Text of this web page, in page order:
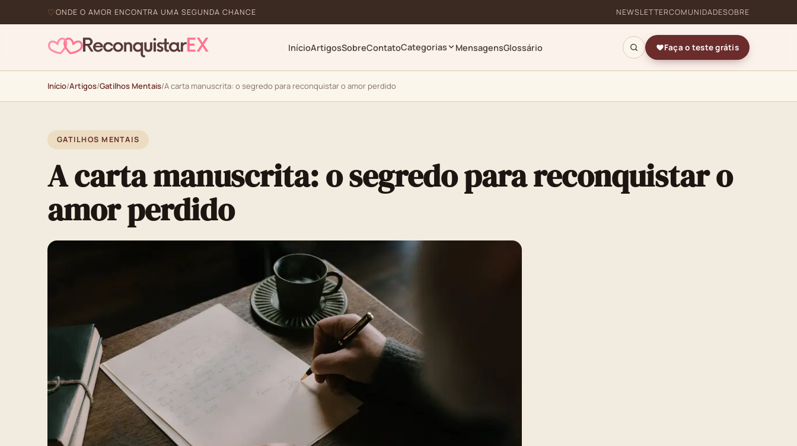
ONDE O AMOR ENCONTRA UMA SEGUNDA CHANCE NEWSLETTERCOMUNIDADESOBRE
InícioArtigosSobreContatoCategorias MensagensGlossário Faça o teste grátis
Início/Artigos/Gatilhos Mentais/A carta manuscrita: o segredo para reconquistar o amor perdido
GATILHOS MENTAIS
A carta manuscrita: o segredo para reconquistar o
amor perdido